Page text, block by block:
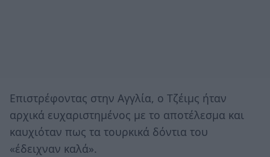
Επιστρέφοντας στην Αγγλία, ο Τζέιμς ήταν
αρχικά ευχαριστημένος με το αποτέλεσμα και
καυχιόταν πως τα τουρκικά δόντια του
«έδειχναν καλά».